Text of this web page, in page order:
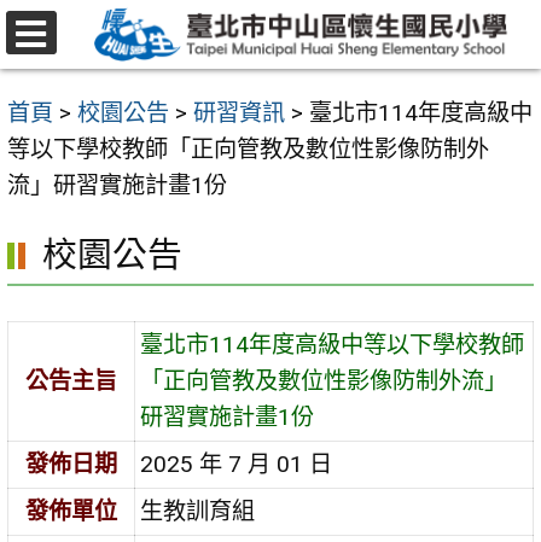
跳
至
要
內
容
首頁 > 校園公告 > 研習資訊 > 臺北市114年度高級中
等以下學校教師「正向管教及數位性影像防制外
流」研習實施計畫1份
校園公告
公告主旨
臺北市114年度高級中等以下學校教師
「正向管教及數位性影像防制外流」
研習實施計畫1份
發佈日期
2025 年 7 月 01 日
發佈單位
生教訓育組
選
單